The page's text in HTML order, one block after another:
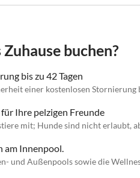
buchen?
bis zu 42 Tagen
einer kostenlosen Stornierung
Ihre pelzigen Freunde
mit; Hunde sind nicht erlaubt,
am Innenpool.
und Außenpools sowie die